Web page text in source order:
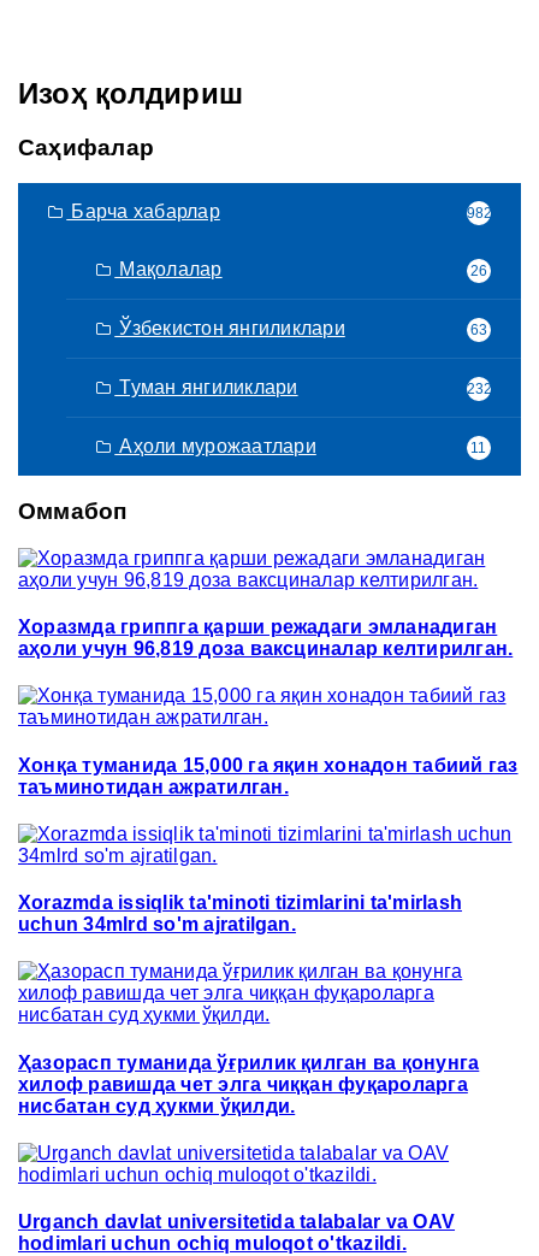
Изоҳ қолдириш
Саҳифалар
Барча хабарлар 982
Мақолалар 26
Ўзбекистон янгиликлари 63
Туман янгиликлари 232
Аҳоли мурожаатлари 11
Оммабоп
Хоразмда гриппга қарши режадаги эмланадиган
аҳоли учун 96,819 доза ваксциналар келтирилган.
Хонқа туманида 15,000 га яқин хонадон табиий газ
таъминотидан ажратилган.
Xorazmda issiqlik ta'minoti tizimlarini ta'mirlash
uchun 34mlrd so'm ajratilgan.
Ҳазорасп туманида ўғрилик қилган ва қонунга
хилоф равишда чет элга чиққан фуқароларга
нисбатан суд ҳукми ўқилди.
Urganch davlat universitetida talabalar va OAV
hodimlari uchun ochiq muloqot o'tkazildi.